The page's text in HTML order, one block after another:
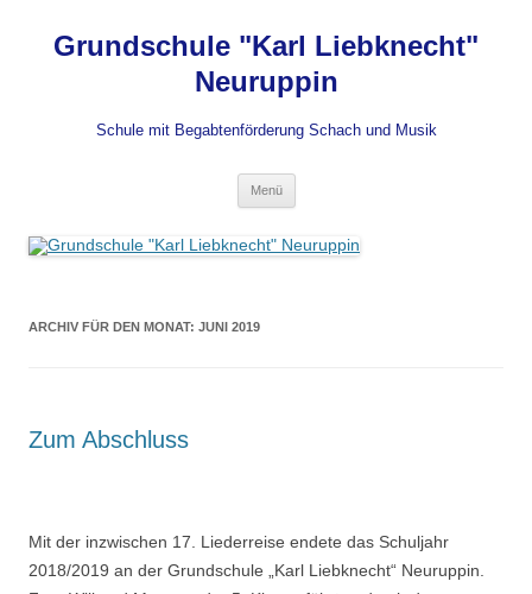
Grundschule "Karl Liebknecht"
Neuruppin
Schule mit Begabtenförderung Schach und Musik
Menü
ARCHIV FÜR DEN MONAT: JUNI 2019
Zum Abschluss
Mit der inzwischen 17. Liederreise endete das Schuljahr
2018/2019 an der Grundschule „Karl Liebknecht“ Neuruppin.